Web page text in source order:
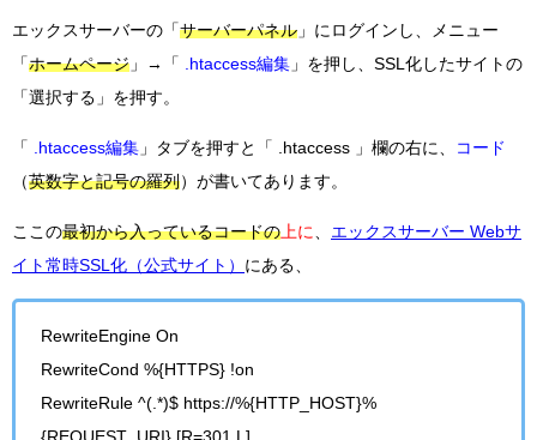
エックスサーバーの「 サーバーパネル 」にログインし、メニュー
「 ホームページ 」→「 .htaccess編集 」を押し、SSL化したサイトの
「選択する」を押す。
「 .htaccess編集 」タブを押すと「 .htaccess 」欄の右に、
コード
（英数字と記号の羅列）が書いてあります。
ここの最初から入っているコードの 上に
エックスサーバー Webサ
イト常時SSL化（公式サイト） にある、
RewriteEngine On
RewriteCond %{HTTPS} !on
RewriteRule ^(.*)$ https://%{HTTP_HOST}%
{REQUEST_URI} [R=301,L]